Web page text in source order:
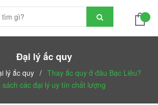
Đại lý ắc quy
lý ắc quy / Thay ắc quy ở đâu Bạc Liêu?
sách các đại lý uy tín chất lượng